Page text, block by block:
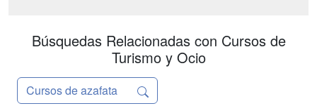
con la eficacia y calidad requeridas.
OPERACIONES DE G...
Búsquedas Relacionadas con Cursos de
Turismo y Ocio
Cursos de azafata